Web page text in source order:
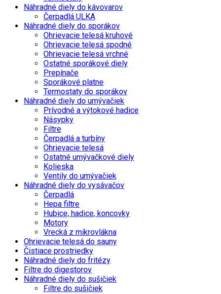
Náhradné diely do kávovarov
Čerpadlá ULKA
Náhradné diely do sporákov
Ohrievacie telesá kruhové
Ohrievacie telesá spodné
Ohrievacie telesá vrchné
Ostatné sporákové diely
Prepínače
Sporákové platne
Termostaty do sporákov
Náhradné diely do umývačiek
Prívodné a výtokové hadice
Násypky
Filtre
Čerpadlá a turbíny
Ohrievacie telesá
Ostatné umývačkové diely
Kolieska
Ventily do umývačiek
Náhradné diely do vysávačov
Čerpadlá
Hepa filtre
Hubice, hadice, koncovky
Motory
Vrecká z mikrovlákna
Ohrievacie telesá do sauny
Čistiace prostriedky
Náhradné diely do fritézy
Filtre do digestorov
Náhradné diely do sušičiek
Filtre do sušičiek